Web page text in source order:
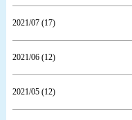
2021/07 (17)
2021/06 (12)
2021/05 (12)